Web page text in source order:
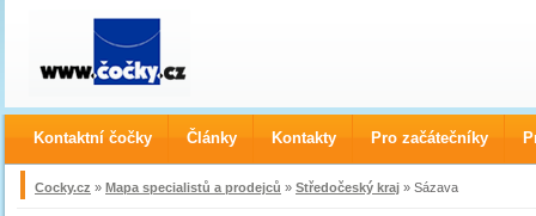
Cocky.cz » Mapa specialistů a prodejců » Středočeský kraj » Sázava
Kontaktní čočky Články Kontakty Pro začátečníky